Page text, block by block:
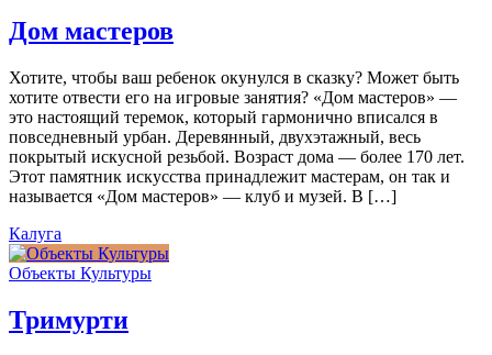
Дом мастеров
Хотите, чтобы ваш ребенок окунулся в сказку? Может быть
хотите отвести его на игровые занятия? «Дом мастеров» —
это настоящий теремок, который гармонично вписался в
повседневный урбан. Деревянный, двухэтажный, весь
покрытый искусной резьбой. Возраст дома — более 170 лет.
Этот памятник искусства принадлежит мастерам, он так и
называется «Дом мастеров» — клуб и музей. В […]
Калуга
Объекты Культуры
Тримурти